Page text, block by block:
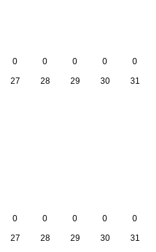
0
27
0
28
0
29
0
30
0
31
0
27
0
28
0
29
0
30
0
31